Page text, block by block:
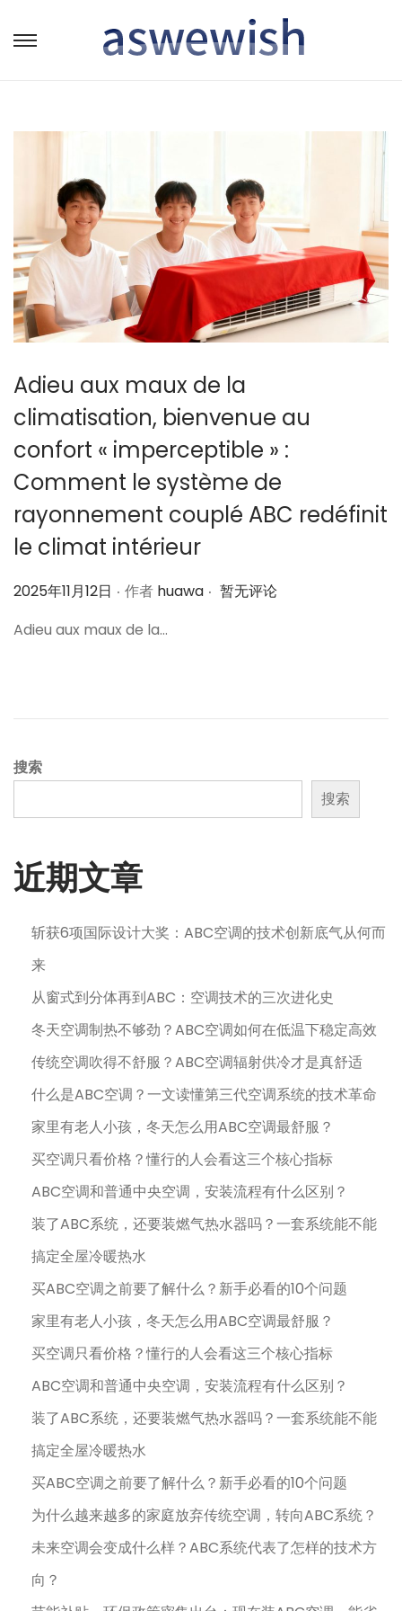
转
跳
Adieu aux maux de la
climatisation, bienvenue au
confort « imperceptible » :
Comment le système de
rayonnement couplé ABC redéfinit
le climat intérieur
作
2025年11月12日 . 作者 huawa . 暂无评论
Adieu aux maux de la…
搜索
搜索
近期文章
斩获6项国际设计大奖：ABC空调的技术创新底气从何而
来
从窗式到分体再到ABC：空调技术的三次进化史
冬天空调制热不够劲？ABC空调如何在低温下稳定高效
传统空调吹得不舒服？ABC空调辐射供冷才是真舒适
什么是ABC空调？一文读懂第三代空调系统的技术革命
家里有老人小孩，冬天怎么用ABC空调最舒服？
买空调只看价格？懂行的人会看这三个核心指标
ABC空调和普通中央空调，安装流程有什么区别？
装了ABC系统，还要装燃气热水器吗？一套系统能不能
搞定全屋冷暖热水
买ABC空调之前要了解什么？新手必看的10个问题
家里有老人小孩，冬天怎么用ABC空调最舒服？
买空调只看价格？懂行的人会看这三个核心指标
ABC空调和普通中央空调，安装流程有什么区别？
装了ABC系统，还要装燃气热水器吗？一套系统能不能
搞定全屋冷暖热水
买ABC空调之前要了解什么？新手必看的10个问题
为什么越来越多的家庭放弃传统空调，转向ABC系统？
未来空调会变成什么样？ABC系统代表了怎样的技术方
向？